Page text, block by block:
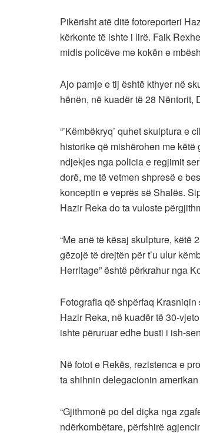
Pikërisht atë ditë fotoreporteri
kërkonte të ishte i lirë. Faik
midis policëve me kokën e
Ajo pamje e tij është kthyer në
hënën, në kuadër të 28 Nëntorit,
“’Këmbëkryq’ quhet skulptura
historike që mishërohen me
ndjekjes nga policia e regjimit
dorë, me të vetmen shpresë e
konceptin e veprës së Shalës.
Hazir Reka do ta vuloste
“Me anë të kësaj skulpture, këtë
gëzojë të drejtën për t’u ulur
Herritage” është përkrahur nga
Fotografia që shpërfaq
Hazir Reka, në kuadër të 30-
ishte përuruar edhe busti i ish-
Në fotot e Rekës, rezistenca e
ta shihnin delegacionin
“Gjithmonë po del diçka nga
ndërkombëtare, përfshirë